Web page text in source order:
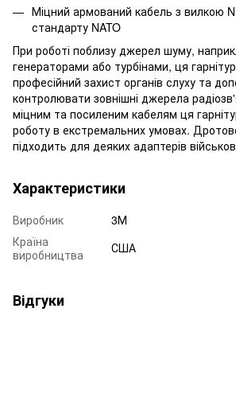
Міцний армований кабель з вилкою
стандарту NATO
При роботі поблизу джерел шуму,
генераторами або турбінами, ця
професійний захист органів слуху та
контролювати зовнішні джерела
міцним та посиленим кабелям ця
роботу в екстремальних умовах.
підходить для деяких адаптерів
Характеристики
Виробник
3М
Країна
виробництва
США
Відгуки